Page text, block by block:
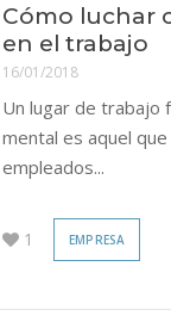
Cómo luchar
en el trabajo
16/01/2018
Un lugar de trabajo
mental es aquel
empleados...
1 EMPRESA